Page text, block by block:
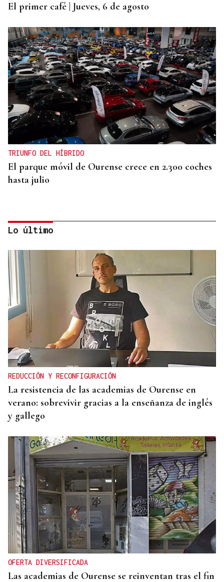
El primer café | Jueves, 6 de agosto
TRIUNFO DEL HÍBRIDO
El parque móvil de Ourense crece en 2.300 coches
hasta julio
LEMBRANZAS
Ourense no tempo: álbum de verano | Dominique
Lo último
REDUCCIÓN Y RECONFIGURACIÓN
La resistencia de las academias de Ourense en
verano: sobrevivir gracias a la enseñanza de inglés
y gallego
OFERTA DIVERSIFICADA
Las academias de Ourense se reinventan tras el fin